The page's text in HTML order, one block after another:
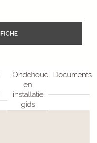
Ondehoud
en
installatie
gids
Documents